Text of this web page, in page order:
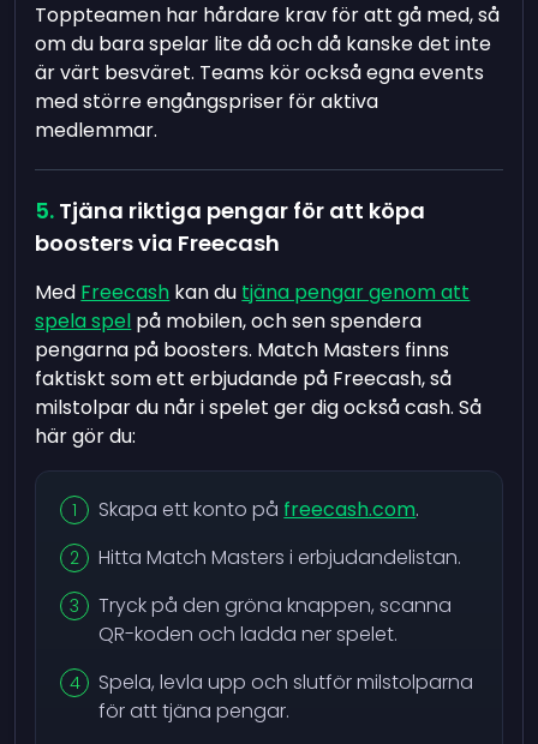
Toppteamen har hårdare krav för att gå med, så
om du bara spelar lite då och då kanske det inte
är värt besväret. Teams kör också egna events
med större engångspriser för aktiva
medlemmar.
Tjäna riktiga pengar för att köpa
boosters via Freecash
Med Freecash kan du tjäna pengar genom att
spela spel på mobilen, och sen spendera
pengarna på boosters. Match Masters finns
faktiskt som ett erbjudande på Freecash, så
milstolpar du når i spelet ger dig också cash. Så
här gör du:
Skapa ett konto på freecash.com.
Hitta Match Masters i erbjudandelistan.
Tryck på den gröna knappen, scanna
QR-koden och ladda ner spelet.
Spela, levla upp och slutför milstolparna
för att tjäna pengar.